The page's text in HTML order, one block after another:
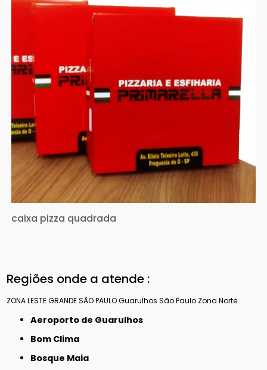
caixa pizza quadrada
Regiões onde a atende :
ZONA LESTEGRANDE SÃO PAULOGuarulhos São Paulo Zona Norte
Aeroporto de Guarulhos
Bom Clima
Bosque Maia